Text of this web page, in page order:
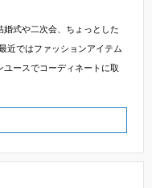
式や二次会、ちょっとした
近ではファッションアイテム
ユースでコーディネートに取